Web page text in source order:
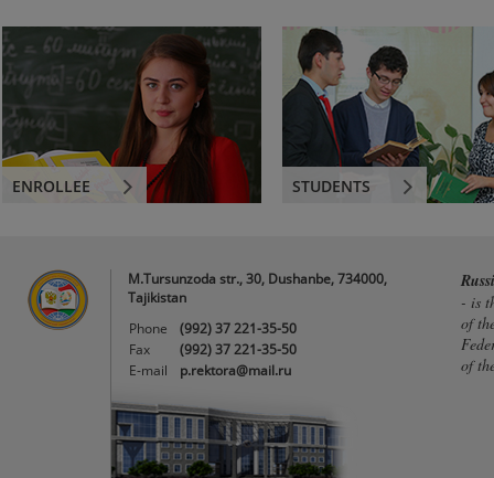
ENROLLEE STUDENTS
M.Tursunzoda str., 30, Dushanbe, 734000,
Tajikistan
Phone
(992) 37 221-35-50
Fax
(992) 37 221-35-50
E-mail
p.rektora@mail.ru
- is
of
of